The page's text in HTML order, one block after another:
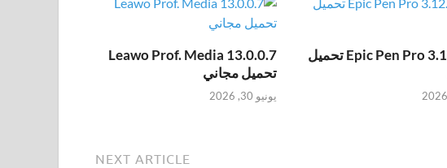
Epic Pen Pro 3.12.172 تحميل
Leawo Prof. Media 13.0.0.7
تحميل مجاني
يونيو 30, 2026
NEXT ARTICLE